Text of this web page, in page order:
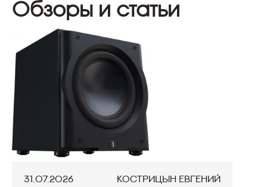
Обзоры и статьи
31.07.2026
Кострицын Евгений